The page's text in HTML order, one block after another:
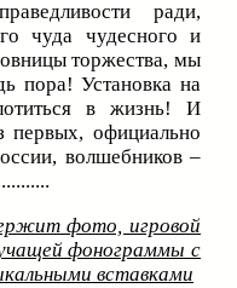
ради,
чуда чудесного и
торжества, мы
пора! Установка на
в жизнь! И
официально
волшебников –
фото, игровой
фонограммы с
вставками